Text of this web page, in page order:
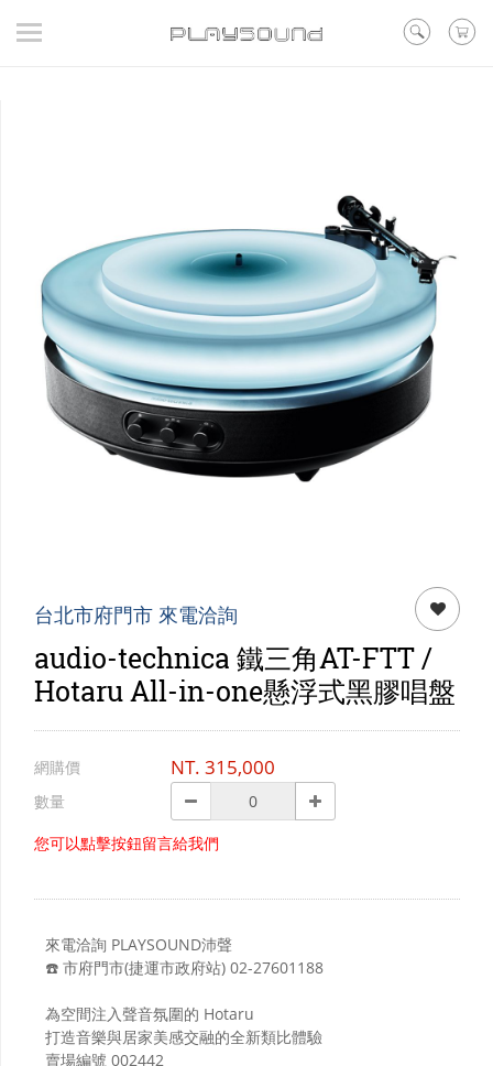
登入
/ 聯絡我們
耳機
喇叭
黑膠
訊源DAC耳擴
會員專區
台北市府門市 來電洽詢
audio-technica 鐵三角AT-FTT /
Hotaru All-in-one懸浮式黑膠唱盤
網購價 NT. 315,000
數量
您可以點擊按鈕留言給我們
來電洽詢 PLAYSOUND沛聲
☎️ 市府門市(捷運市政府站) 02-27601188
為空間注入聲音氛圍的 Hotaru
打造音樂與居家美感交融的全新類比體驗
賣場編號 002442